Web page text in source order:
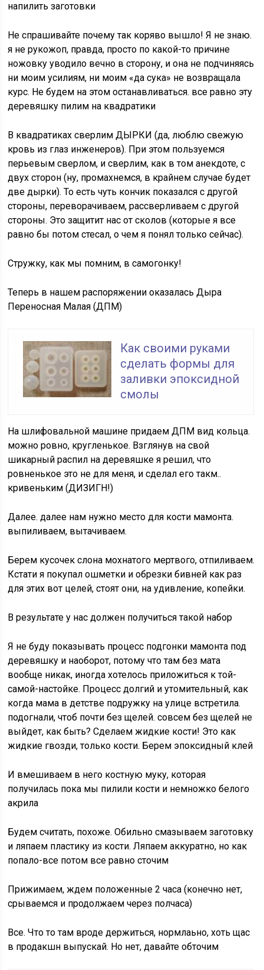
напилить заготовки
Не спрашивайте почему так коряво вышло! Я не знаю.
я не рукожоп, правда, просто по какой-то причине
ножовку уводило вечно в сторону, и она не подчиняясь
ни моим усилиям, ни моим «да сука» не возвращала
курс. Не будем на этом останавливаться. все равно эту
деревяшку пилим на квадратики
В квадратиках сверлим ДЫРКИ (да, люблю свежую
кровь из глаз инженеров). При этом пользуемся
перьевым сверлом, и сверлим, как в том анекдоте, с
двух сторон (ну, промахнемся, в крайнем случае будет
две дырки). То есть чуть кончик показался с другой
стороны, переворачиваем, рассверливаем с другой
стороны. Это защитит нас от сколов (которые я все
равно бы потом стесал, о чем я понял только сейчас).
Стружку, как мы помним, в самогонку!
Теперь в нашем распоряжении оказалась Дыра
Переносная Малая (ДПМ)
Как своими руками
сделать формы для
заливки эпоксидной
смолы
На шлифовальной машине придаем ДПМ вид кольца.
можно ровно, кругленькое. Взглянув на свой
шикарный распил на деревяшке я решил, что
ровненькое это не для меня, и сделал его такм..
кривеньким (ДИЗИГН!)
Далее. далее нам нужно место для кости мамонта.
выпиливаем, вытачиваем.
Берем кусочек слона мохнатого мертвого, отпиливаем.
Кстати я покупал ошметки и обрезки бивней как раз
для этих вот целей, стоят они, на удивление, копейки.
В результате у нас должен получиться такой набор
Я не буду показывать процесс подгонки мамонта под
деревяшку и наоборот, потому что там без мата
вообще никак, иногда хотелось приложиться к той-
самой-настойке. Процесс долгий и утомительный, как
когда мама в детстве подружку на улице встретила.
подогнали, чтоб почти без щелей. совсем без щелей не
выйдет, как быть? Сделаем жидкие кости! Это как
жидкие гвозди, только кости. Берем эпоксидный клей
И вмешиваем в него костную муку, которая
получилась пока мы пилили кости и немножко белого
акрила
Будем считать, похоже. Обильно смазываем заготовку
и ляпаем пластику из кости. Ляпаем аккуратно, но как
попало-все потом все равно сточим
Прижимаем, ждем положенные 2 часа (конечно нет,
срываемся и продолжаем через полчаса)
Все. Что то там вроде держиться, нормлаьно, хоть щас
в продакшн выпускай. Но нет, давайте обточим